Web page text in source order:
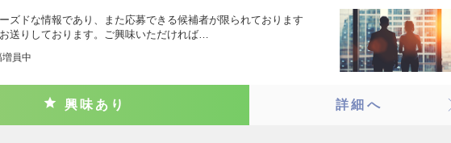
ズドな情報であり、また応募できる候補者が限られております
送りしております。ご興味いただければ…
増員中
興味あり 詳細へ